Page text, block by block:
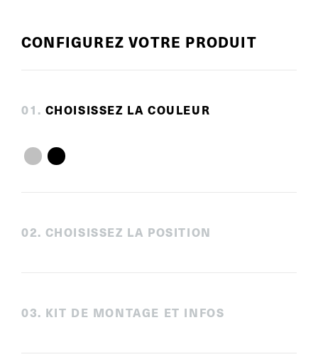
CONFIGUREZ VOTRE PRODUIT
01 . CHOISISSEZ LA COULEUR
02. CHOISISSEZ LA POSITION
03. KIT DE MONTAGE ET INFOS